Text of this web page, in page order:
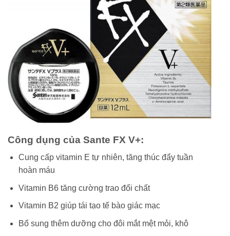
Công dụng của Sante FX V+:
Cung cấp vitamin E tự nhiên, tăng thúc đẩy tuần
hoàn máu
Vitamin B6 tăng cường trao đổi chất
Vitamin B2 giúp tái tạo tế bào giác mạc
Bổ sung thêm dưỡng cho đôi mắt mệt mỏi, khô